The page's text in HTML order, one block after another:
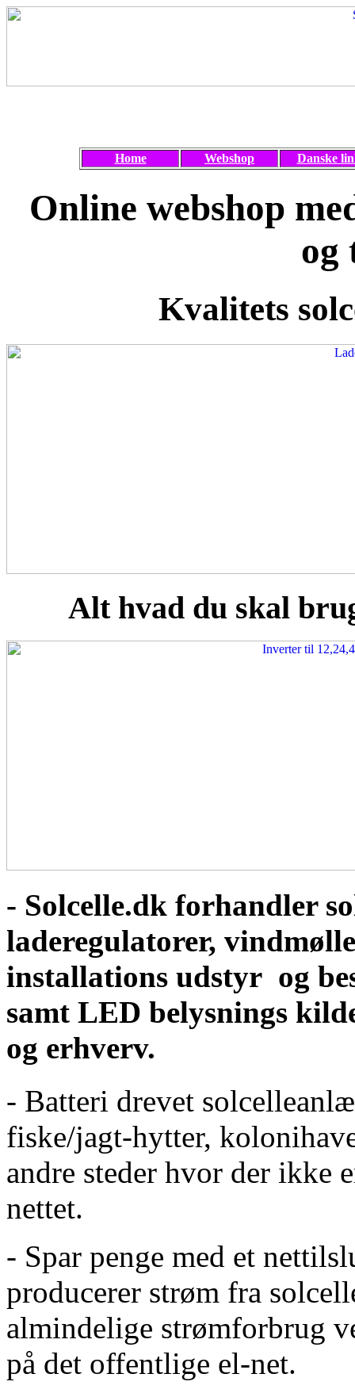
Home Webshop Danske
Online webshop
og
Kvalitets
Alt hvad du skal
- Solcelle.dk forhandler
laderegulatorer,
installations udstyr og
samt LED belysnings
og erhverv.
- Batteri drevet
fiske/jagt-hytter,
andre steder hvor der ikke
nettet.
- Spar penge med et
producerer strøm fra
almindelige strømforbrug
på det offentlige el-net.